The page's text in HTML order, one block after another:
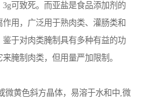
3g可致死。而亚盐是食品添加剂的
用，广泛用于熟肉类、灌肠类和
于对肉类腌制具有多种有益的功
腌制肉类，但用量严加限制。
微黄色斜方晶体，易溶于水和中,微